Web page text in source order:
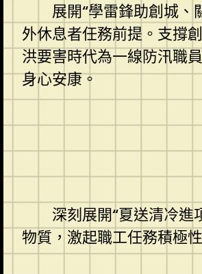
展開“學雷鋒助創城、關
外休息者任務前提。支撐
洪要害時代為一線防汛職
身心安康。
深刻展開“夏送清冷進項
物質，激起職工任務積極